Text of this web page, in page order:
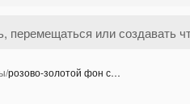
/розово-золотой фон с…